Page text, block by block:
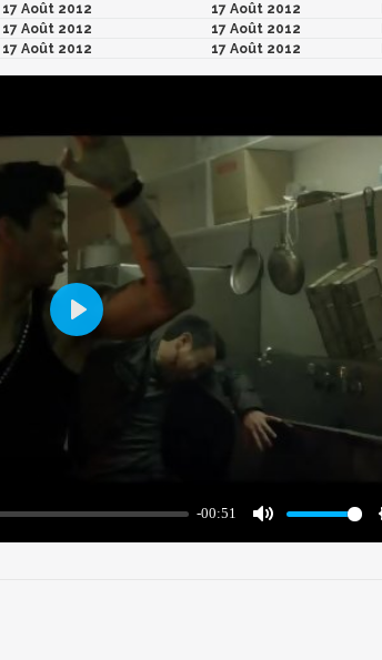
17 Août 2012
17 Août 2012
17 Août 2012
17 Août 2012
17 Août 2012
17 Août 2012